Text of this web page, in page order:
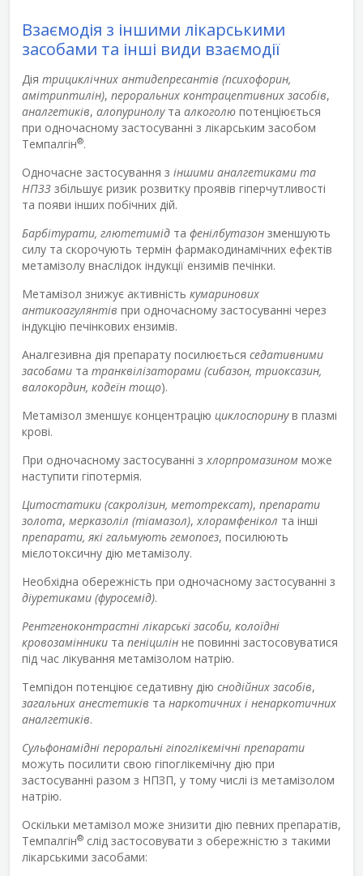
Взаємодія з іншими лікарськими
засобами та інші види взаємодії
Дія трициклічних антидепресантів (психофорин,
амітриптилін), пероральних контрацептивних засобів,
аналгетиків, алопуринолута алкоголю потенціюється
при одночасному застосуванні з лікарським засобом
Темпалгін®.
Одночасне застосування з іншими аналгетиками та
НПЗЗ збільшує ризик розвитку проявів гіперчутливості
та появи інших побічних дій.
Барбітурати, глютетимід та фенілбутазон зменшують
силу та скорочують термін фармакодинамічних ефектів
метамізолу внаслідок індукції ензимів печінки.
Метамізол знижує активність кумаринових
антикоагулянтів при одночасному застосуванні через
індукцію печінкових ензимів.
Аналгезивна дія препарату посилюється седативними
засобами та транквілізаторами (сибазон, триоксазин,
валокордин, кодеїн тощо).
Метамізол зменшує концентрацію циклоспоринув плазмі
крові.
При одночасному застосуванні зхлорпромазином може
наступити гіпотермія.
Цитостатики (сакролізин, метотрексат), препарати
золота, мерказоліл (тіамазол),хлорамфенікол та інші
препарати, які гальмують гемопоез, посилюють
мієлотоксичну дію метамізолу.
Необхідна обережність при одночасному застосуванні з
діуретиками (фуросемід).
Рентгеноконтрастні лікарські засоби, колоїдні
кровозамінники та пеніцилін не повинні застосовуватися
під час лікування метамізолом натрію.
Темпідон потенціює седативну дію снодійних засобів,
загальних анестетиків та наркотичних і ненаркотичних
аналгетиків.
Сульфонамідні пероральні гіпоглікемічні препарати
можуть посилити свою гіпоглікемічну дію при
застосуванні разом з НПЗП, у тому числі із метамізолом
натрію.
Оскільки метамізол може знизити дію певних препаратів,
Темпалгін® слід застосовувати з обережністю з такими
лікарськими засобами: